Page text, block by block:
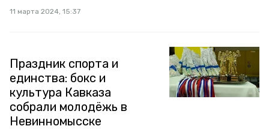
11 марта 2024, 15:37
Праздник спорта и
единства: бокс и
культура Кавказа
собрали молодёжь в
Невинномысске